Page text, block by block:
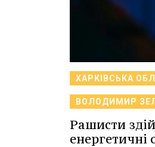
ХАРКІВСЬКА
ВОЛОДИМИР
Рашисти
енергетичні